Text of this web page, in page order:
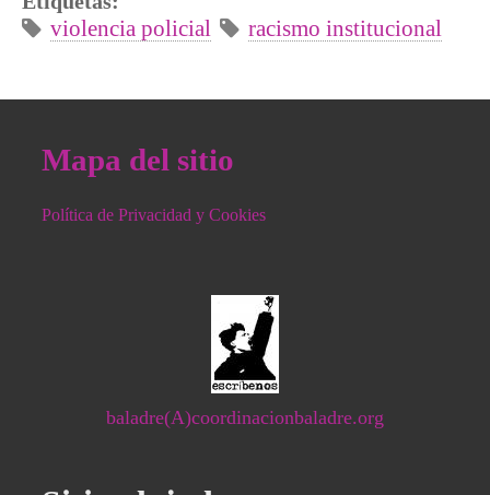
violencia policial racismo institucional
Mapa del sitio
Política de Privacidad y Cookies
baladre(A)coordinacionbaladre.org